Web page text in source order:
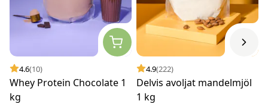
4.6(10)
Whey Protein Chocolate 1
kg
4.9(222)
Delvis avoljat mandelmjöl
1 kg